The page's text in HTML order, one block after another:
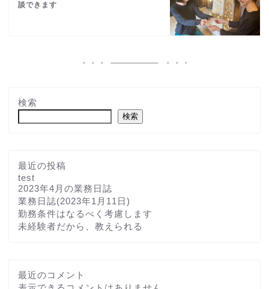
談できます
検索
検索
最近の投稿
test
2023年4月の業務日誌
業務日誌(2023年1月11日)
勤務条件はなるべく考慮します
未経験者だから、教えられる
最近のコメント